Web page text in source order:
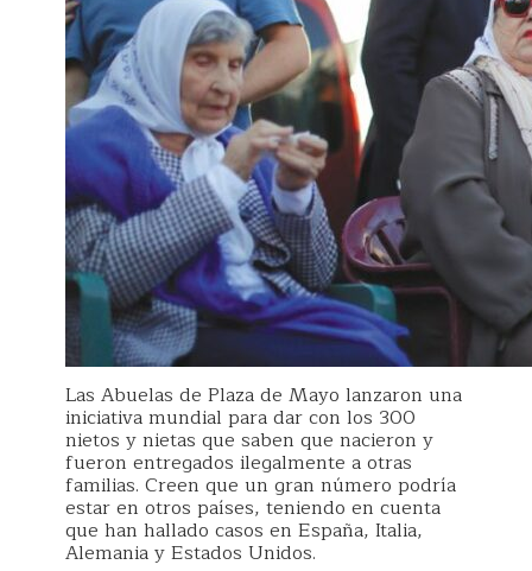
Las Abuelas de Plaza de Mayo lanzaron una
iniciativa mundial para dar con los 300
nietos y nietas que saben que nacieron y
fueron entregados ilegalmente a otras
familias. Creen que un gran número podría
estar en otros países, teniendo en cuenta
que han hallado casos en España, Italia,
Alemania y Estados Unidos.